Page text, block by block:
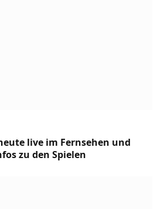
live im Fernsehen und
zu den Spielen